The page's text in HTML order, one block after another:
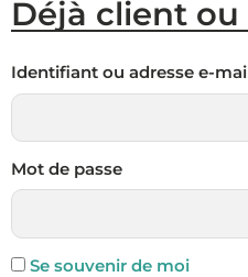
Déjà client
Identifiant ou adresse e-
Mot de passe
Se souvenir de moi